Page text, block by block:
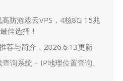
防游戏云VPS，4核8G 15兆
佳选择！
荐与简介，2026.6.13更新
询系统 – IP地理位置查询、